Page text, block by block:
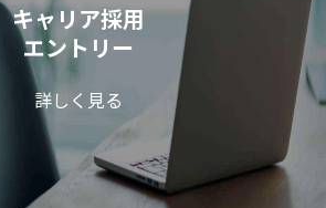
キャリア採用
エントリー
詳しく見る